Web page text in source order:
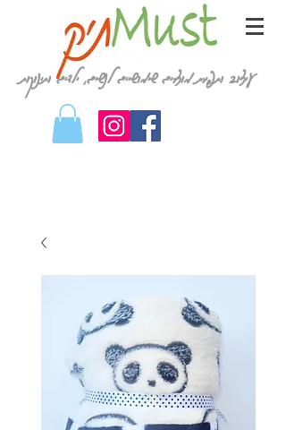
עיצוב ותפירת מוצרים שימושיים לנשים, ילדים ותינוקות